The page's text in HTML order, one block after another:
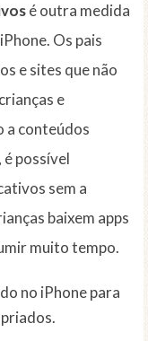
é outra medida
Os pais
e sites que não
e
a conteúdos
possível
sem a
baixem apps
muito tempo.
no iPhone para